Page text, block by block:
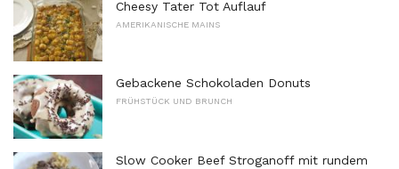
Cheesy Tater Tot Auflauf
AMERIKANISCHE MAINS
Gebackene Schokoladen Donuts
FRÜHSTÜCK UND BRUNCH
Slow Cooker Beef Stroganoff mit rundem